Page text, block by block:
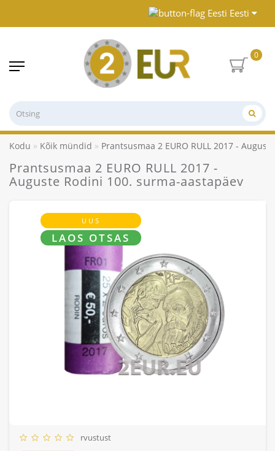
Eesti
0
Kodu Kõik mündid Prantsusmaa 2 EURO RULL 2017 -
Prantsusmaa 2 EURO RULL 2017 -
Auguste Rodini 100. surma-aastapäev
UUS
LAOS OTSAS
rvustust